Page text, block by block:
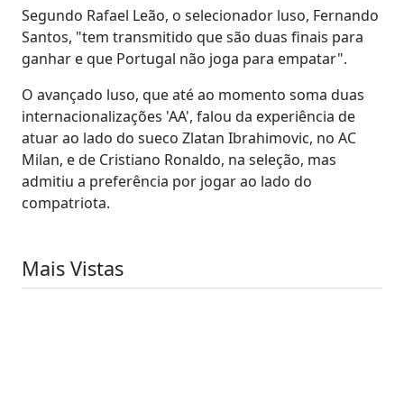
Segundo Rafael Leão, o selecionador luso, Fernando
Santos, "tem transmitido que são duas finais para
ganhar e que Portugal não joga para empatar".
O avançado luso, que até ao momento soma duas
internacionalizações 'AA', falou da experiência de
atuar ao lado do sueco Zlatan Ibrahimovic, no AC
Milan, e de Cristiano Ronaldo, na seleção, mas
admitiu a preferência por jogar ao lado do
compatriota.
Mais Vistas